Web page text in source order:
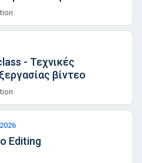
- Τεχνικές
βίντεο
Editing